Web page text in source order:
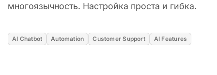
многоязычность. Настройка проста и гибка.
AI Chatbot Automation Customer Support AI Features